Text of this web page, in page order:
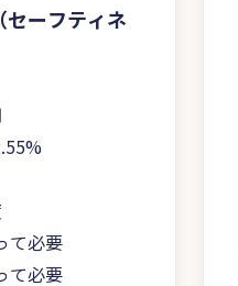
ーフティネ
て必要
て必要